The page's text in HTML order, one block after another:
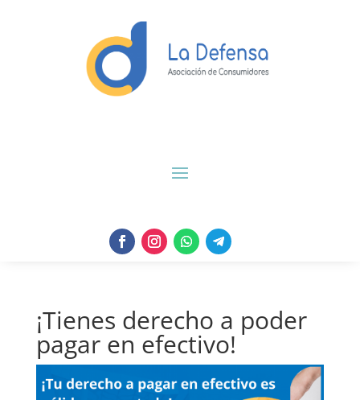
¡Tienes derecho a poder
pagar en efectivo!